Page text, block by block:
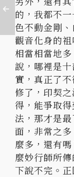
的， 我都不
色不動金剛、
觀音化身的祖
相當相當地
說， 哪裡是
實，真正了不
修了，印契之
得，能爭取
法， 那才是
面，非常之多
麼多，還有
麼妙行師所
下說不完。